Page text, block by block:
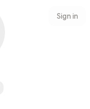
Sign in